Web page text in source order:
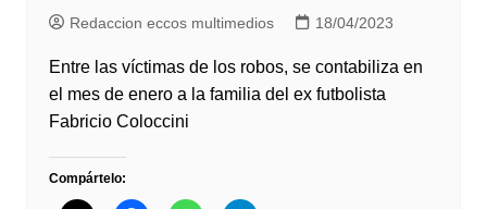
Redaccion eccos multimedios 18/04/2023
Entre las víctimas de los robos, se contabiliza en
el mes de enero a la familia del ex futbolista
Fabricio Coloccini
Compártelo: